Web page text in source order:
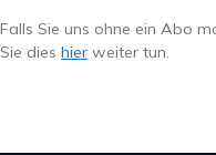
Falls Sie uns ohne ein Abo
Sie dies hier weiter tun.